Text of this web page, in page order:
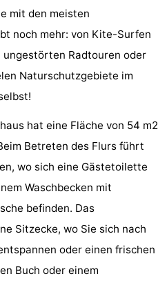
mit den meisten
noch mehr: von Kite-Surfen
ungestörten Radtouren oder
Naturschutzgebiete im
hat eine Fläche von 54 m2
Betreten des Flurs führt
wo sich eine Gästetoilette
Waschbecken mit
befinden. Das
Sitzecke, wo Sie sich nach
oder einen frischen
Buch oder einem